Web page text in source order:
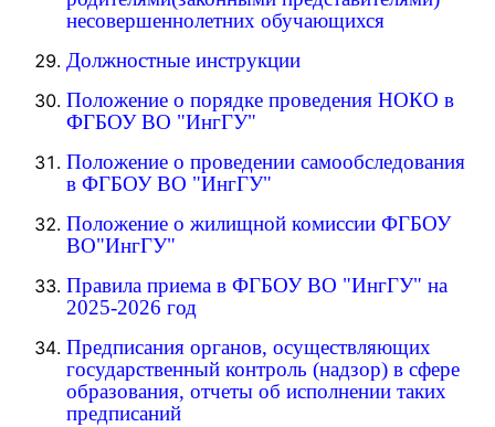
несовершеннолетних обучающихся
Должностные инструкции
Положение о порядке проведения НОКО в
ФГБОУ ВО "ИнгГУ"
Положение о проведении самообследования
в ФГБОУ ВО "ИнгГУ"
Положение о жилищной комиссии ФГБОУ
ВО"ИнгГУ"
Правила приема в ФГБОУ ВО "ИнгГУ" на
2025-2026 год
Предписания органов, осуществляющих
государственный контроль (надзор) в сфере
образования, отчеты об исполнении таких
предписаний